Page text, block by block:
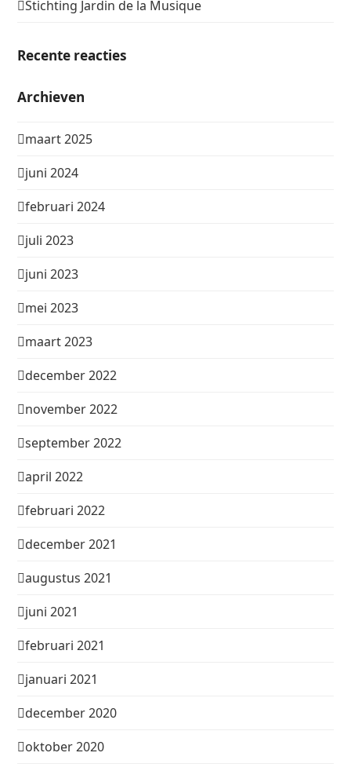
Stichting Jardin de la Musique
Recente reacties
Archieven
maart 2025
juni 2024
februari 2024
juli 2023
juni 2023
mei 2023
maart 2023
december 2022
november 2022
september 2022
april 2022
februari 2022
december 2021
augustus 2021
juni 2021
februari 2021
januari 2021
december 2020
oktober 2020